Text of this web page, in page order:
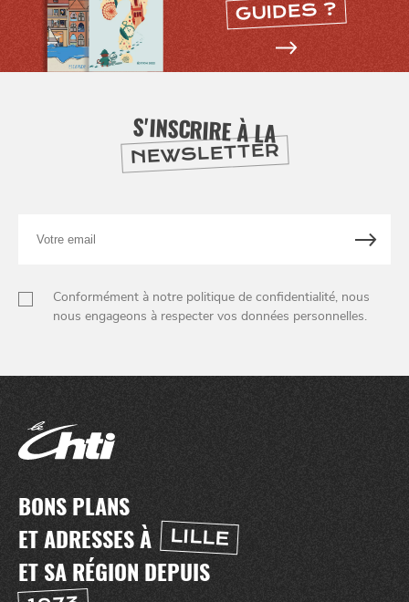
GUIDES ?
S'INSCRIRE À LA
NEWSLETTER
email
Conformément à notre politique de confidentialité, nous
nous engageons à respecter vos données personnelles.
BONS PLANS
ET ADRESSES À
LILLE
ET SA RÉGION DEPUIS